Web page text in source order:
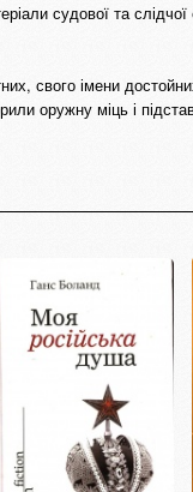
судової та
свого імени
оружну міць і